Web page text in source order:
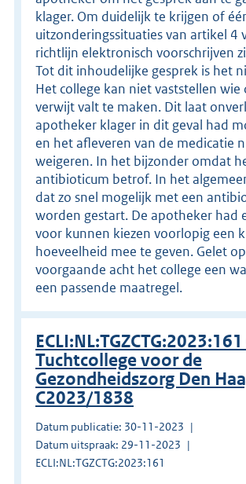
klager. Om duidelijk te krijgen of
uitzonderingssituaties van artikel 4
richtlijn elektronisch voorschrijven
Tot dit inhoudelijke gesprek is het
Het college kan niet vaststellen wie
verwijt valt te maken. Dit laat
apotheker klager in dit geval had
en het afleveren van de medicatie
weigeren. In het bijzonder omdat
antibioticum betrof. In het
dat zo snel mogelijk met een
worden gestart. De apotheker had
voor kunnen kiezen voorlopig een
hoeveelheid mee te geven. Gelet
voorgaande acht het college een
een passende maatregel.
Tuchtcollege voor de
Gezondheidszorg Den
C2023/1838
Datum publicatie: 30-11-2023
Datum uitspraak: 29-11-2023
ECLI:NL:TGZCTG:2023:161